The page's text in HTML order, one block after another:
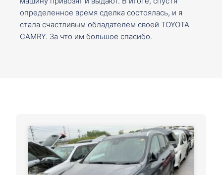
определенное время сделка состоялась, и я
стала счастливым обладателем своей TOYOTA
CAMRY. За что им большое спасибо.